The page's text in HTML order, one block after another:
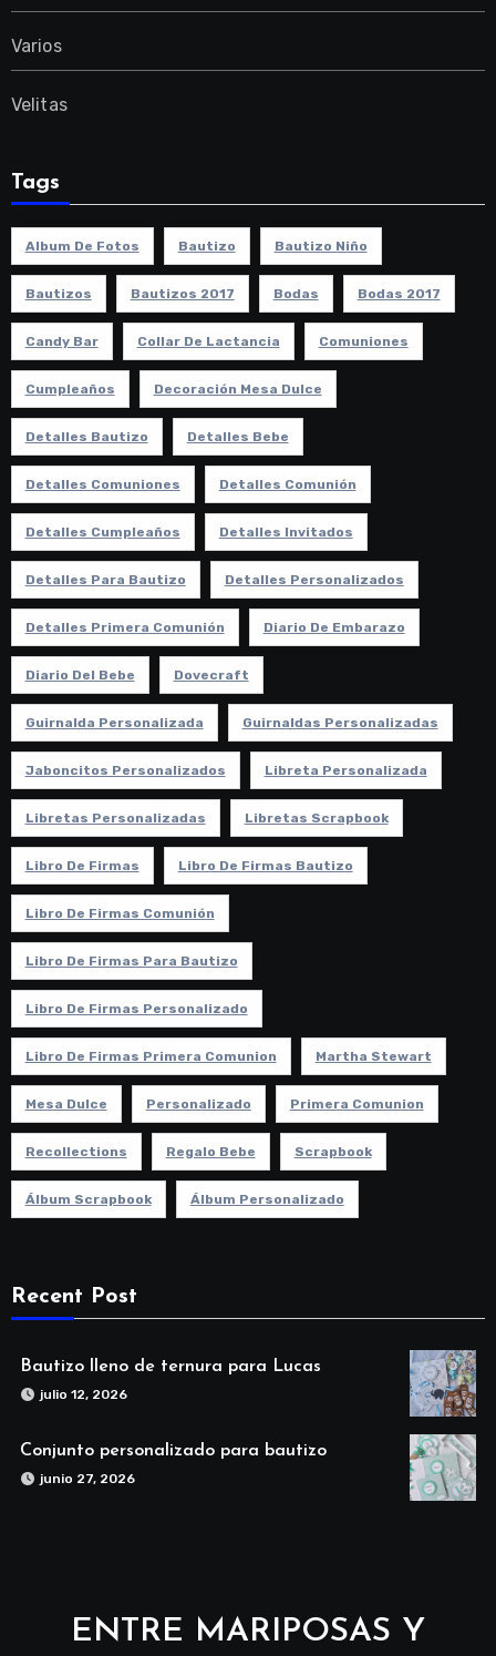
Varios
Velitas
Tags
Album De Fotos Bautizo Bautizo Niño
Bautizos Bautizos 2017 Bodas Bodas 2017
Candy Bar Collar De Lactancia Comuniones
Cumpleaños Decoración Mesa Dulce
Detalles Bautizo Detalles Bebe
Detalles Comuniones Detalles Comunión
Detalles Cumpleaños Detalles Invitados
Detalles Para Bautizo Detalles Personalizados
Detalles Primera Comunión Diario De Embarazo
Diario Del Bebe Dovecraft
Guirnalda Personalizada Guirnaldas Personalizadas
Jaboncitos Personalizados Libreta Personalizada
Libretas Personalizadas Libretas Scrapbook
Libro De Firmas Libro De Firmas Bautizo
Libro De Firmas Comunión
Libro De Firmas Para Bautizo
Libro De Firmas Personalizado
Libro De Firmas Primera Comunion Martha Stewart
Mesa Dulce Personalizado Primera Comunion
Recollections Regalo Bebe Scrapbook
Álbum Scrapbook Álbum Personalizado
Recent Post
Bautizo lleno de ternura para Lucas
julio 12, 2026
Conjunto personalizado para bautizo
junio 27, 2026
ENTRE MARIPOSAS Y